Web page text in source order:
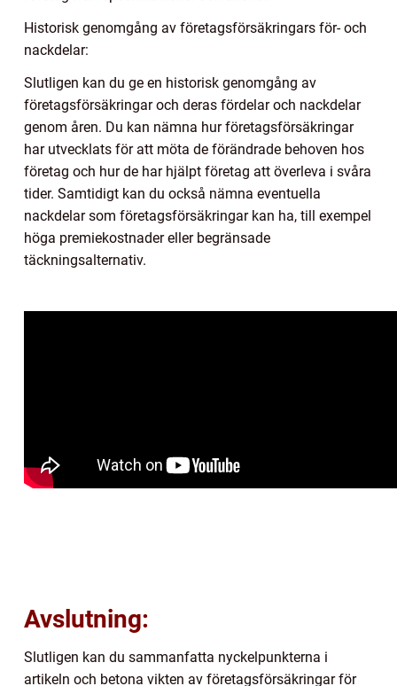
Historisk genomgång av företagsförsäkringars för- och
nackdelar:
Slutligen kan du ge en historisk genomgång av
företagsförsäkringar och deras fördelar och nackdelar
genom åren. Du kan nämna hur företagsförsäkringar
har utvecklats för att möta de förändrade behoven hos
företag och hur de har hjälpt företag att överleva i svåra
tider. Samtidigt kan du också nämna eventuella
nackdelar som företagsförsäkringar kan ha, till exempel
höga premiekostnader eller begränsade
täckningsalternativ.
Avslutning:
Slutligen kan du sammanfatta nyckelpunkterna i
artikeln och betona vikten av företagsförsäkringar för